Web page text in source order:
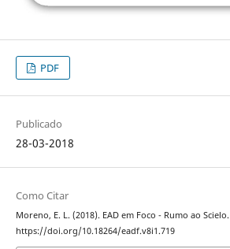
PDF
Publicado
28-03-2018
Como Citar
Moreno, E. L. (2018). EAD em Foco - Rumo ao Scielo.
https://doi.org/10.18264/eadf.v8i1.719